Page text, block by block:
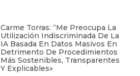
Carme Torras: “Me Preocupa La
Utilización Indiscriminada De La
IA Basada En Datos Masivos En
Detrimento De Procedimientos
Más Sostenibles, Transparentes
Y Explicables»